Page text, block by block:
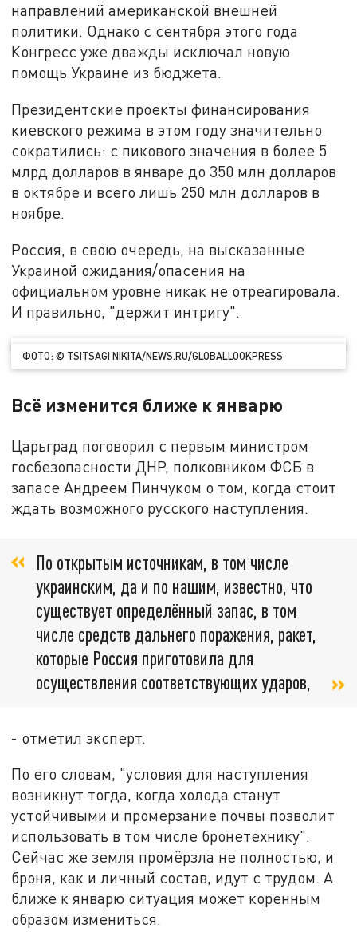
направлений американской внешней
политики. Однако с сентября этого года
Конгресс уже дважды исключал новую
помощь Украине из бюджета.
Президентские проекты финансирования
киевского режима в этом году значительно
сократились: с пикового значения в более 5
млрд долларов в январе до 350 млн долларов
в октябре и всего лишь 250 млн долларов в
ноябре.
Россия, в свою очередь, на высказанные
Украиной ожидания/опасения на
официальном уровне никак не отреагировала.
И правильно, "держит интригу".
ФОТО: © TSITSAGI NIKITA/NEWS.RU/GLOBALLOOKPRESS
Всё изменится ближе к январю
Царьград поговорил с первым министром
госбезопасности ДНР, полковником ФСБ в
запасе Андреем Пинчуком о том, когда стоит
ждать возможного русского наступления.
По открытым источникам, в том числе
украинским, да и по нашим, известно, что
существует определённый запас, в том
числе средств дальнего поражения, ракет,
которые Россия приготовила для
осуществления соответствующих ударов,
- отметил эксперт.
По его словам, "условия для наступления
возникнут тогда, когда холода станут
устойчивыми и промерзание почвы позволит
использовать в том числе бронетехнику".
Сейчас же земля промёрзла не полностью, и
броня, как и личный состав, идут с трудом. А
ближе к январю ситуация может коренным
образом измениться.